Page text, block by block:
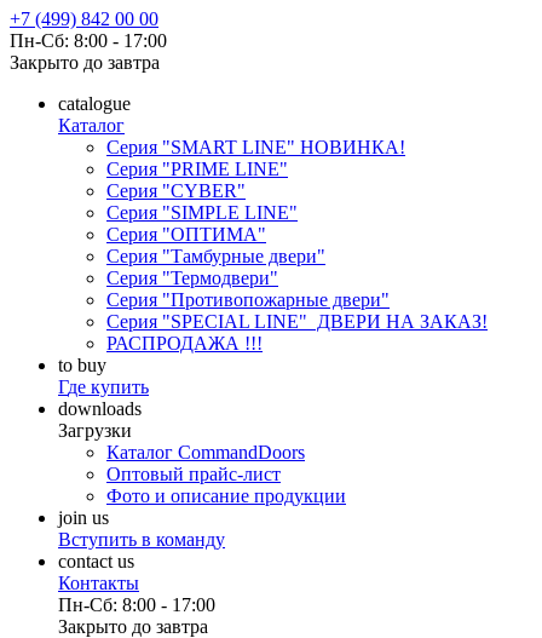
+7 (499) 842 00 00
Пн-Сб: 8:00 - 17:00
Закрыто до завтра
catalogue
Каталог
Серия "SMART LINE" НОВИНКА!
Серия "PRIME LINE"
Серия "CYBER"
Серия "SIMPLE LINE"
Серия "ОПТИМА"
Серия "Тамбурные двери"
Серия "Термодвери"
Серия "Противопожарные двери"
Серия "SPECIAL LINE" ДВЕРИ НА ЗАКАЗ!
РАСПРОДАЖА !!!
to buy
Где купить
downloads
Загрузки
Каталог CommandDoors
Оптовый прайс-лист
Фото и описание продукции
join us
Вступить в команду
contact us
Контакты
Пн-Сб: 8:00 - 17:00
Закрыто до завтра